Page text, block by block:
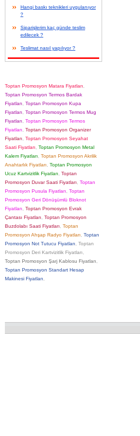
Hangi baskı teknikleri uygulanıyor
?
Siparişlerim kaç günde teslim
edilecek ?
Teslimat nasıl yapılıyor ?
Toptan Promosyon Matara Fiyatları
Toptan Promosyon Termos Bardak
Fiyatları
Toptan Promosyon Kupa
Fiyatları
Toptan Promosyon Termos Mug
Fiyatları
Toptan Promosyon Termos
Fiyatları
Toptan Promosyon Organizer
Fiyatları
Toptan Promosyon Seyahat
Saati Fiyatları
Toptan Promosyon Metal
Kalem Fiyatları
Toptan Promosyon Akrilik
Anahtarlık Fiyatları
Toptan Promosyon
Ucuz Kartvizitlik Fiyatları
Toptan
Promosyon Duvar Saati Fiyatları
Toptan
Promosyon Pusula Fiyatları
Toptan
Promosyon Geri Dönüşümlü Bloknot
Fiyatları
Toptan Promosyon Evrak
Çantası Fiyatları
Toptan Promosyon
Buzdolabı Saati Fiyatları
Toptan
Promosyon Ahşap Radyo Fiyatları
Toptan
Promosyon Not Tutucu Fiyatları
Toptan
Promosyon Deri Kartvizitlik Fiyatları
Toptan Promosyon Şarj Kablosu Fiyatları
Toptan Promosyon Standart Hesap
Makinesi Fiyatları